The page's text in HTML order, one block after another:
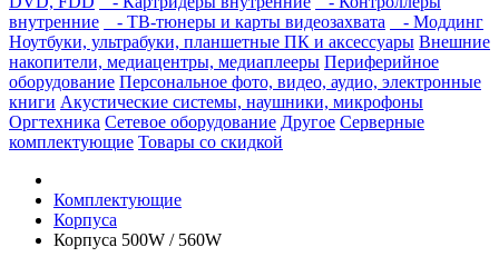
внутренние
- ТВ-тюнеры и карты видеозахвата
- Моддинг
Ноутбуки, ультрабуки, планшетные ПК и аксессуары Внешние
накопители, медиацентры, медиаплееры Периферийное
оборудование Персональное фото, видео, аудио, электронные
книги Акустические системы, наушники, микрофоны
Оргтехника Сетевое оборудование Другое Серверные
комплектующие Товары со скидкой
Комплектующие
Корпуса
Корпуса 500W / 560W